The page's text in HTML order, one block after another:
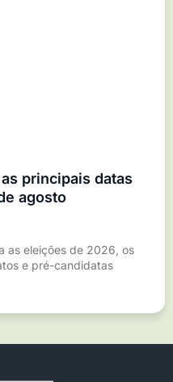
principais datas
agosto
as eleições de 2026, os
e pré-candidatas